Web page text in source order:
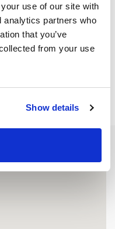
use of our site with
analytics partners who
that you’ve
from your use
Show details